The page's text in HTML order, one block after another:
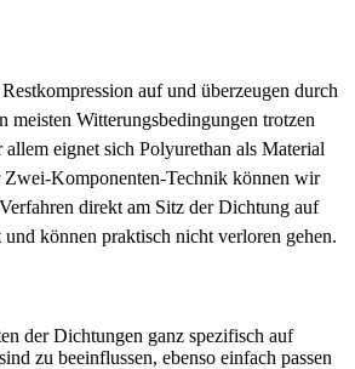
auf und überzeugen durch
Witterungsbedingungen trotzen
eignet sich Polyurethan als Material
Zwei-Komponenten-Technik können wir
direkt am Sitz der Dichtung auf
können praktisch nicht verloren gehen.
der Dichtungen ganz spezifisch auf
zu beeinflussen, ebenso einfach passen